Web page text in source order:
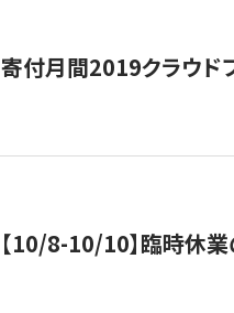
寄付月間2019クラウド
【10/8-10/10】臨時休